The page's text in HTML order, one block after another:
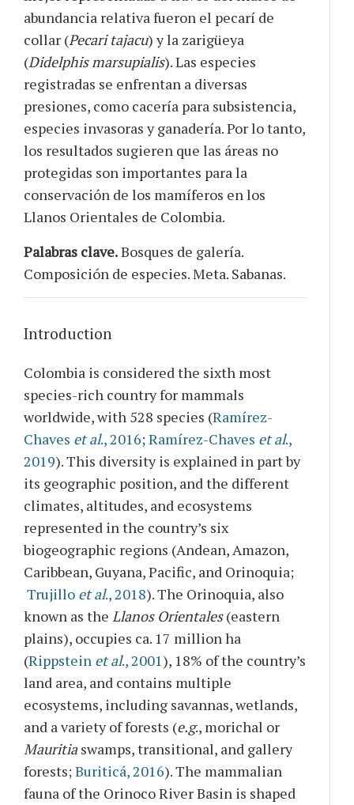
abundancia relativa fueron el pecarí de
collar (Pecari tajacu) y la zarigüeya
(Didelphis marsupialis). Las especies
registradas se enfrentan a diversas
presiones, como cacería para subsistencia,
especies invasoras y ganadería. Por lo tanto,
los resultados sugieren que las áreas no
protegidas son importantes para la
conservación de los mamíferos en los
Llanos Orientales de Colombia.
Palabras clave.Bosques de galería.
Composición de especies. Meta. Sabanas.
Introduction
Colombia is considered the sixth most
species-rich country for mammals
worldwide, with 528 species (Ramírez-
Chaves et al., 2016;Ramírez-Chaves et al.,
2019). This diversity is explained in part by
its geographic position, and the different
climates, altitudes, and ecosystems
represented in the country’s six
biogeographic regions (Andean, Amazon,
Caribbean, Guyana, Pacific, and Orinoquia;
Trujillo et al., 2018). The Orinoquia, also
known as the Llanos Orientales(eastern
plains), occupies ca. 17 million ha
(Rippstein et al., 2001), 18% of the country’s
land area, and contains multiple
ecosystems, including savannas, wetlands,
and a variety of forests (e.g., morichal or
Mauritiaswamps, transitional, and gallery
forests;Buriticá, 2016). The mammalian
fauna of the Orinoco River Basin is shaped